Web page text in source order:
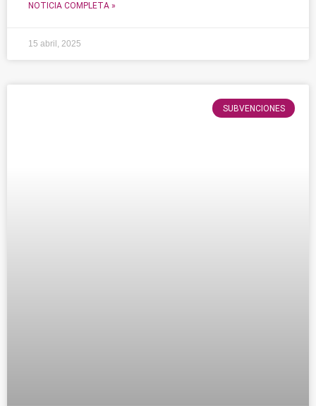
NOTICIA COMPLETA »
15 abril, 2025
SUBVENCIONES